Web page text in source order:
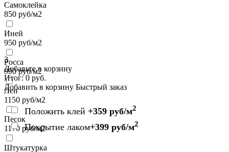
Самоклейка
850 руб/м2
Иней
950 руб/м2
Росса
990руб/м2
Лен
1150 руб/м2
Песок
1170 руб/м2
Штукатурка
3
Добавьте в корзину
Итог:0 руб.
Добавить в корзину Быстрый заказ
Положить клей +359 руб/м2
Покрытие лаком+399 руб/м2